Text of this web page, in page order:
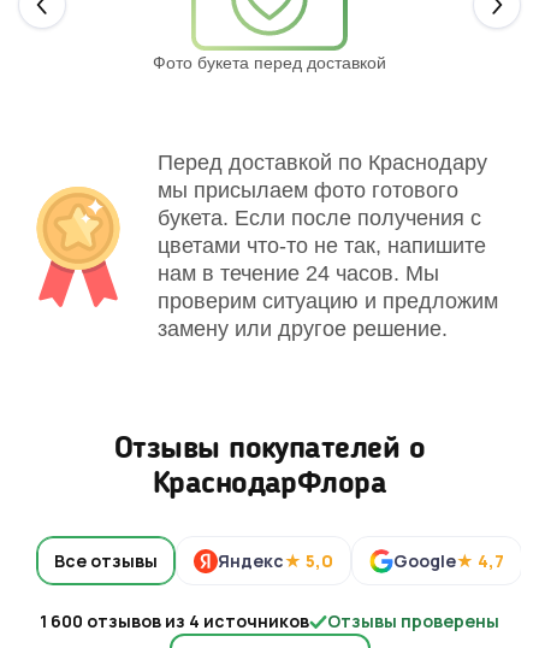
Фото букета перед доставкой
Перед доставкой по Краснодару
мы присылаем фото готового
букета. Если после получения с
цветами что-то не так, напишите
нам в течение 24 часов. Мы
проверим ситуацию и предложим
замену или другое решение.
Отзывы покупателей о
КраснодарФлора
Все отзывы Яндекс★ 5,0 Google★ 4,7
1 600 отзывов из 4 источников
Отзывы проверены